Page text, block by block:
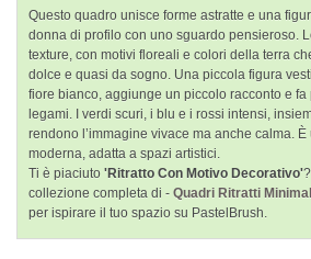
Questo quadro unisce forme astratte e una
donna di profilo con uno sguardo pensieroso.
texture, con motivi floreali e colori della terra
dolce e quasi da sogno. Una piccola figura
fiore bianco, aggiunge un piccolo racconto e
legami. I verdi scuri, i blu e i rossi intensi,
rendono l’immagine vivace ma anche calma. È
moderna, adatta a spazi artistici.
Ti è piaciuto 'Ritratto Con Motivo Decorativo'
collezione completa di - Quadri Ritratti
per ispirare il tuo spazio su PastelBrush.